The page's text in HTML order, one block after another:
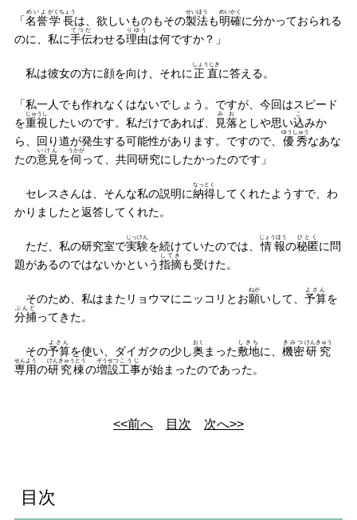
「名誉
めいよ
学長
がくちょう
は、欲しいものもその製法
せいほう
も明確
めいかく
に分かっておられる
のに、私に手伝
てつだ
わせる理由
りゆう
は何ですか？」
私は彼女の方に顔を向け、それに正直
しょうじき
に答える。
「私一人でも作れなくはないでしょう。ですが、今回はスピード
を重視
じゅうし
したいのです。私だけであれば、 見落
みお
としや思い込
こ
みか
ら、回り道が発生する可能性があります。ですので、 優秀
ゆうしゅう
なあな
たの意見
いけん
を伺
うかが
って、共同研究にしたかったのです」
セレスさんは、そんな私の説明に納得
なっとく
してくれたようすで、わ
かりましたと返答してくれた。
ただ、私の研究室で実験
じっけん
を続けていたのでは、 情報
じょうほう
の秘匿
ひとく
に問
題があるのではないかという指摘
してき
も受けた。
そのため、私はまたリョウマにニッコリとお願
ねが
いして、 予算
よさん
を
分捕
ぶんど
ってきた。
その予算
よさん
を使い、ダイガクの少し奥
おく
まった敷地
しきち
に、 機密
きみつ
研究
けんきゅう
専用
せんよう
の研究棟
けんきゅうとう
の増設
ぞうせつ
工事
こうじ
が始まったのであった。
<<前へ 目次 次へ>>
目次